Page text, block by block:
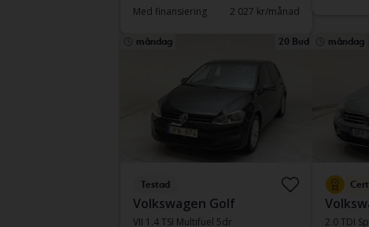
Med finansiering
2 027 kr/månad
måndag 20 Bud
Testad
Volkswagen Golf
VII 1.4 TSI Multifuel 5dr
måndag
2.0 TDI